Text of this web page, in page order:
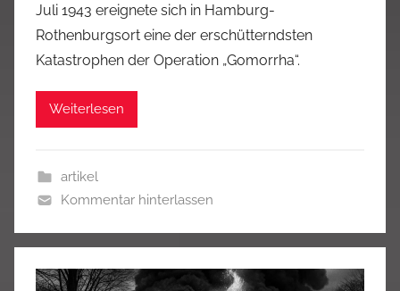
Juli 1943 ereignete sich in Hamburg-
Rothenburgsort eine der erschütterndsten
Katastrophen der Operation „Gomorrha“.
Weiterlesen
artikel
Kommentar hinterlassen